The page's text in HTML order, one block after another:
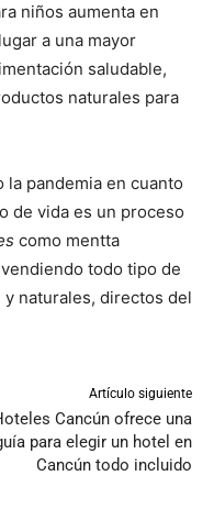
niños aumenta en
a una mayor
saludable,
naturales para
la pandemia en cuanto
de vida es un proceso
como mentta
todo tipo de
naturales, directos del
Artículo siguiente
Cancún ofrece una
para elegir un hotel en
Cancún todo incluido